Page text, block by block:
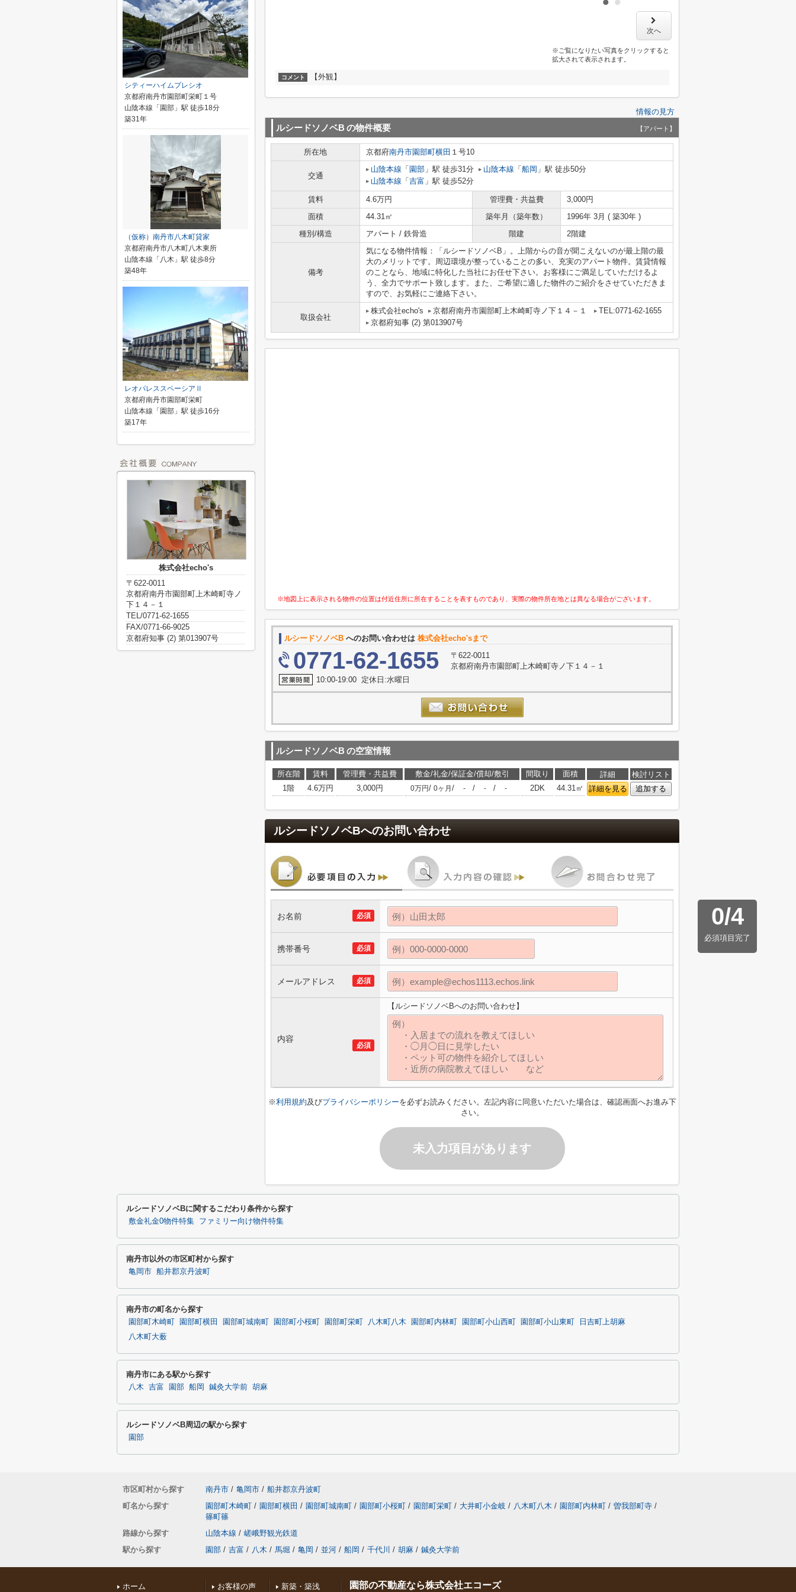
次へ
※ご覧になりたい写真をクリックすると
拡大されて表示されます。
コメント 【外観】
情報の見方
ルシードソノベB の物件概要 【アパート】
所在地 京都府南丹市園部町横田 １号10
交通
山陰本線 「 園部 」駅 徒歩31分 山陰本線 「 船岡 」駅 徒歩50分
山陰本線 「 吉富 」駅 徒歩52分
賃料 4.6万円 管理費・共益費
3,000円
面積
44.31㎡ 築年月（築年数）
1996年 3月 ( 築30年 )
種別/構造
アパート / 鉄骨造 階建 2階建
備考
気になる物件情報：「ルシードソノベB」。上階からの音が聞こえないのが最上階の最
大のメリットです。周辺環境が整っていることの多い、充実のアパート物件。賃貸情報
のことなら、地域に特化した当社にお任せ下さい。お客様にご満足していただけるよ
う、全力でサポート致します。また、ご希望に適した物件のご紹介をさせていただきま
すので、お気軽にご連絡下さい。
取扱会社
株式会社echo's 京都府南丹市園部町上木崎町寺ノ下１４－１
TEL:0771-62-1655
京都府知事 (2) 第013907号
※地図上に表示される物件の位置は付近住所に所在することを表すものであり、実際の物件所在地とは異なる場合がございます。
ルシードソノベB へのお問い合わせは 株式会社echo'sまで
0771-62-1655
〒622-0011
京都府南丹市園部町上木崎町寺ノ下１４－１
10:00-19:00 定休日:水曜日
ルシードソノベB の空室情報
所在階 賃料 管理費・共益費 敷金/礼金/保証金/償却/敷引 間取り 面積 詳細
検討リスト
1階
4.6万円 3,000円 0万円/ 0ヶ月 / - / - / - 2DK 44.31㎡ 詳細を見る 追加する
ルシードソノベBへのお問い合わせ
0/4
必須項目完了
必須
お名前
必須
携帯番号
必須
メールアドレス
必須
内容
【ルシードソノベBへのお問い合わせ】
※利用規約及びプライバシーポリシーを必ずお読みください。左記内容に同意いただいた場合は、確認画面へお進み下
さい。
未入力項目があります
シティーハイムプレシオ
京都府南丹市園部町栄町１号
山陰本線「園部」駅 徒歩18分
築31年
（仮称）南丹市八木町貸家
京都府南丹市八木町八木東所
山陰本線「八木」駅 徒歩8分
築48年
レオパレススペーシアⅡ
京都府南丹市園部町栄町
山陰本線「園部」駅 徒歩16分
築17年
株式会社echo's
〒622-0011
京都府南丹市園部町上木崎町寺ノ
下１４－１
TEL/0771-62-1655
FAX/0771-66-9025
京都府知事 (2) 第013907号
ルシードソノベBに関するこだわり条件から探す
敷金礼金0物件特集 ファミリー向け物件特集
南丹市以外の市区町村から探す
亀岡市 船井郡京丹波町
南丹市の町名から探す
園部町木崎町 園部町横田 園部町城南町 園部町小桜町 園部町栄町 八木町八木 園部町内林町 園部町小山西町 園部町小山東町
日吉町上胡麻
八木町大薮
南丹市にある駅から探す
八木 吉富 園部 船岡 鍼灸大学前 胡麻
ルシードソノベB周辺の駅から探す
園部
市区町村から探す 南丹市 / 亀岡市 / 船井郡京丹波町
町名から探す
園部町木崎町 / 園部町横田 / 園部町城南町 / 園部町小桜町 / 園部町栄町 / 大井町小金岐 / 八木町八木 / 園部町内林町 / 曽我部町寺 /
篠町篠
路線から探す
山陰本線 / 嵯峨野観光鉄道
駅から探す
園部 / 吉富 / 八木 / 馬堀 / 亀岡 / 並河 / 船岡 / 千代川 / 胡麻 / 鍼灸大学前
ホーム お客様の声 新築・築浅 園部の不動産なら株式会社エコーズ